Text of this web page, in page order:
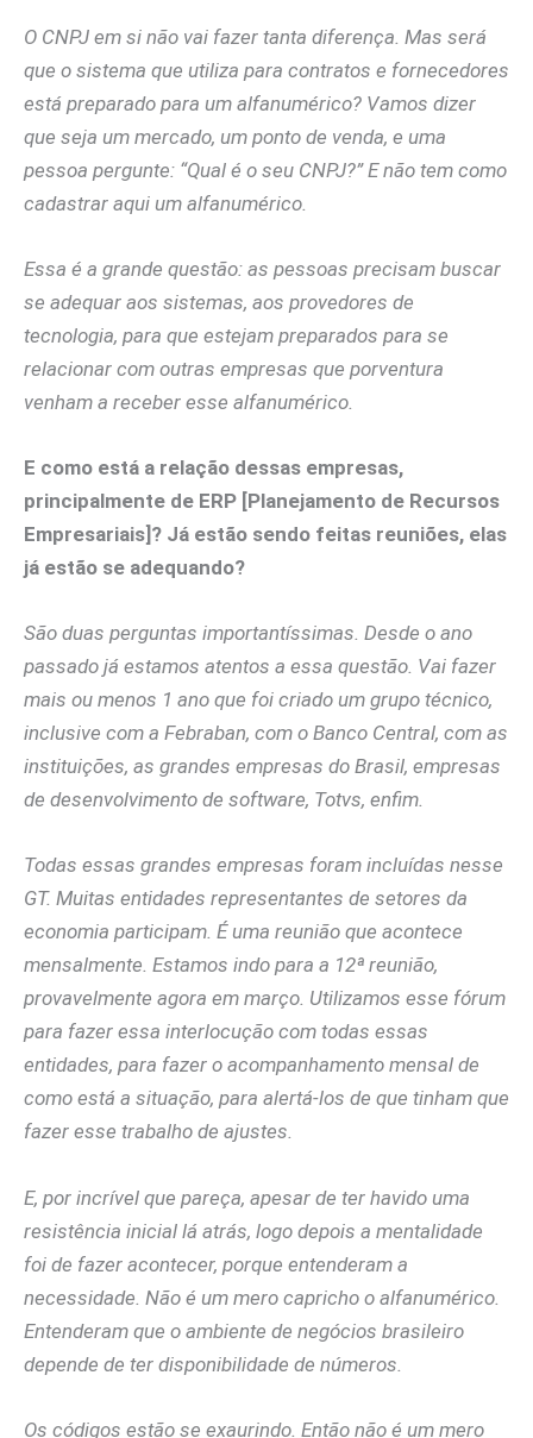
O CNPJ em si não vai fazer tanta diferença. Mas será
que o sistema que utiliza para contratos e fornecedores
está preparado para um alfanumérico? Vamos dizer
que seja um mercado, um ponto de venda, e uma
pessoa pergunte: “Qual é o seu CNPJ?” E não tem como
cadastrar aqui um alfanumérico.
Essa é a grande questão: as pessoas precisam buscar
se adequar aos sistemas, aos provedores de
tecnologia, para que estejam preparados para se
relacionar com outras empresas que porventura
venham a receber esse alfanumérico.
E como está a relação dessas empresas,
principalmente de ERP [Planejamento de Recursos
Empresariais]? Já estão sendo feitas reuniões, elas
já estão se adequando?
São duas perguntas importantíssimas. Desde o ano
passado já estamos atentos a essa questão. Vai fazer
mais ou menos 1 ano que foi criado um grupo técnico,
inclusive com a Febraban, com o Banco Central, com as
instituições, as grandes empresas do Brasil, empresas
de desenvolvimento de software, Totvs, enfim.
Todas essas grandes empresas foram incluídas nesse
GT. Muitas entidades representantes de setores da
economia participam. É uma reunião que acontece
mensalmente. Estamos indo para a 12ª reunião,
provavelmente agora em março. Utilizamos esse fórum
para fazer essa interlocução com todas essas
entidades, para fazer o acompanhamento mensal de
como está a situação, para alertá-los de que tinham que
fazer esse trabalho de ajustes.
E, por incrível que pareça, apesar de ter havido uma
resistência inicial lá atrás, logo depois a mentalidade
foi de fazer acontecer, porque entenderam a
necessidade. Não é um mero capricho o alfanumérico.
Entenderam que o ambiente de negócios brasileiro
depende de ter disponibilidade de números.
Os códigos estão se exaurindo. Então não é um mero